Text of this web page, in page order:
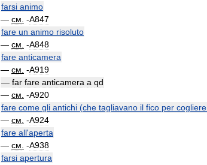
farsi animo
— см -A847
fare un animo risoluto
— см -A848
fare anticamera
— см -A919
— far fare anticamera a qd
— см -A920
fare come gli antichi (che tagliavano il fico per cogliere
— см -A924
fare all'aperta
— см -A938
farsi apertura